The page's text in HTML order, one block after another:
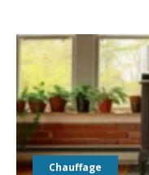
Chauffage